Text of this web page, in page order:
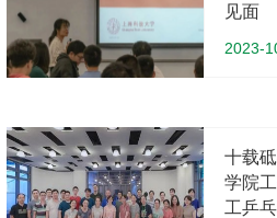
见面
2023-
十载
学院
工乒